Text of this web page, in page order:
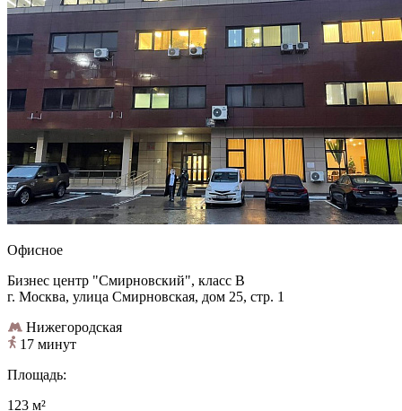
Офисное
Бизнес центр "Смирновский", класс B
г. Москва, улица Смирновская, дом 25, стр. 1
Нижегородская
17 минут
Площадь:
123 м²